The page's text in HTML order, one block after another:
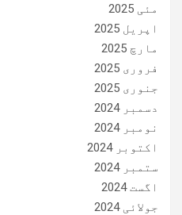
مئی 2025
اپریل 2025
مارچ 2025
فروری 2025
جنوری 2025
دسمبر 2024
نومبر 2024
اکتوبر 2024
ستمبر 2024
اگست 2024
جولائی 2024